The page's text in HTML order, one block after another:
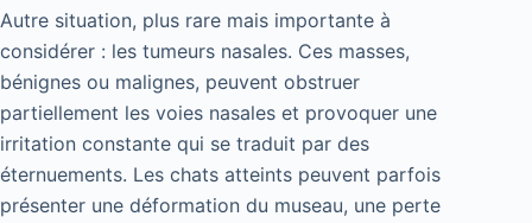
Autre situation, plus rare mais importante à
considérer : les tumeurs nasales. Ces masses,
bénignes ou malignes, peuvent obstruer
partiellement les voies nasales et provoquer une
irritation constante qui se traduit par des
éternuements. Les chats atteints peuvent parfois
présenter une déformation du museau, une perte